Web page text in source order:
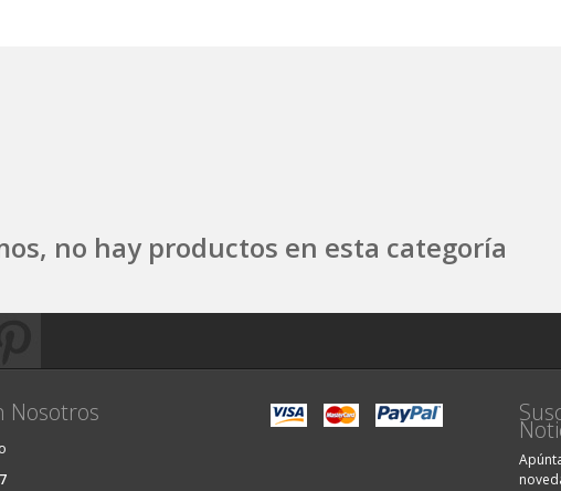
no hay productos en esta categoría
Nosotros